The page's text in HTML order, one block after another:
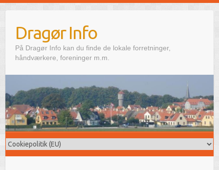
Dragør Info
På Dragør Info kan du finde de lokale forretninger,
håndværkere, foreninger m.m.